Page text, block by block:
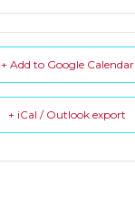
+ Add to Google Calendar
+ iCal / Outlook export